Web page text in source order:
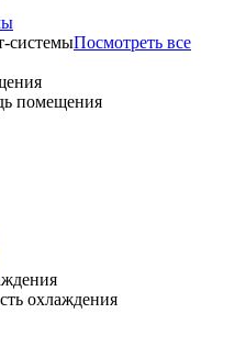
системыПосмотреть все
помещения
охлаждения